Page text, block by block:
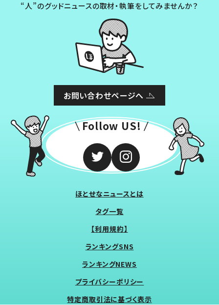
“人”のグッドニュースの取材・執筆をしてみませんか？
お問い合わせページへ
Follow US!
ほとせなニュースとは
タグ一覧
【利用規約】
ランキングSNS
ランキングNEWS
プライバシーポリシー
特定商取引法に基づく表示